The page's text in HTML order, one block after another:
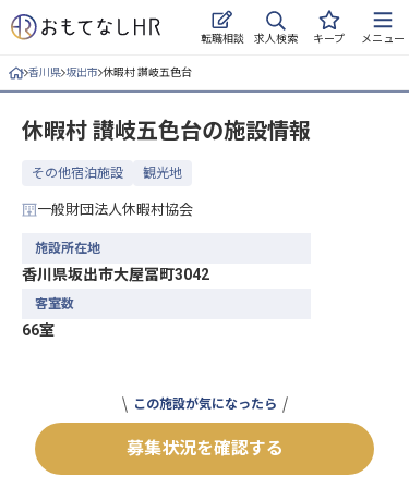
転職相談 求人検索 キープ メニュー
ログイン
求人・施設を探す
キープした求人
おもてなしHRについて
香川県 坂出市 休暇村 讃岐五色台
休暇村 讃岐五色台の施設情報
その他宿泊施設 観光地
一般財団法人休暇村協会
施設所在地
香川県坂出市大屋冨町3042
客室数
66室
この施設が気になったら
募集状況を確認する